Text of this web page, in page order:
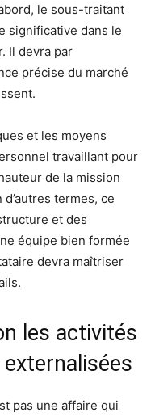
le sous-traitant
significative dans le
Il devra par
précise du marché
et les moyens
travaillant pour
de la mission
termes, ce
et des
équipe bien formée
devra maîtriser
les activités
pas une affaire qui